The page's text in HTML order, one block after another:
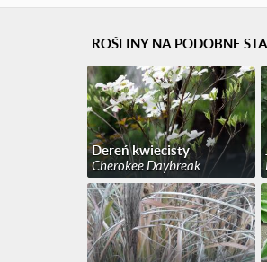
ROŚLINY NA PODOBNE
Dereń kwiecisty
Cherokee Daybreak